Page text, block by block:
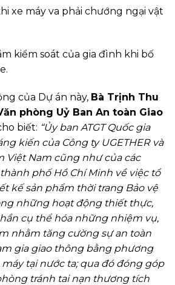
xe máy va phải chướng ngại vật
kiểm soát của gia đình khi bố
của Dự án này, Bà Trịnh Thu
phòng Uỷ Ban An toàn Giao
biết: “Ủy ban ATGT Quốc gia
kiến của Công ty UGETHER và
Việt Nam cũng như của các
phố Hồ Chí Minh về việc tổ
kế sản phẩm thời trang Bảo vệ
những hoạt động thiết thực,
cụ thể hóa những nhiệm vụ,
nhằm tăng cường sự an toàn
gia giao thông bằng phương
tại nước ta; qua đó đóng góp
tránh tai nạn thương tích